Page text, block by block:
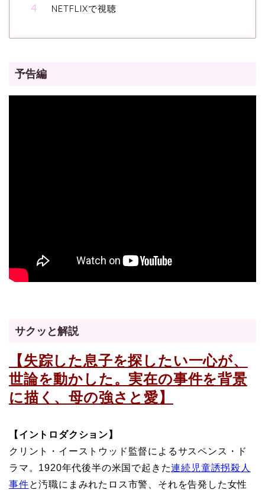
NETFLIXで視聴
予告編
サクッと解説
【失踪した息子を探したい一心が、
世論を動かした。実在の事件を背景
に描く、母の強さと愛】
【イントロダクション】
クリント・イーストウッド監督によるサスペンス・ド
ラマ。1920年代後半の米国で起きた連続児童誘拐殺人
事件と汚職にまみれたロス市警、それを告発した女性